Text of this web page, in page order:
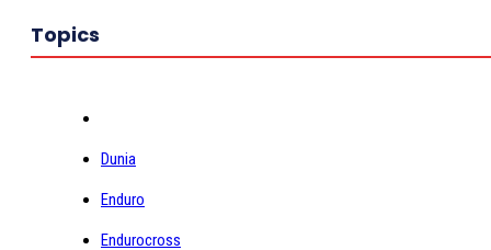
Topics
Dunia
Enduro
Endurocross